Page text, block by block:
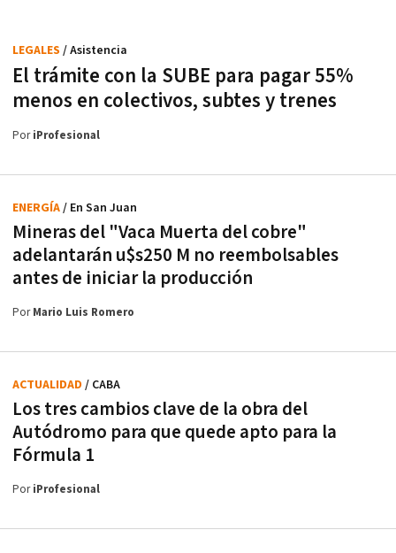
El trámite con la SUBE para pagar 55%
menos en colectivos, subtes y trenes
LEGALES / Asistencia
PoriProfesional
Mineras del "Vaca Muerta del cobre"
adelantarán u$s250 M no reembolsables
antes de iniciar la producción
ENERGÍA/ En San Juan
PorMario Luis Romero
Los tres cambios clave de la obra del
Autódromo para que quede apto para la
Fórmula 1
ACTUALIDAD / CABA
PoriProfesional